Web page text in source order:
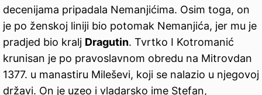
decenijama pripadala Nemanjićima. Osim toga, on
je po ženskoj liniji bio potomak Nemanjića, jer mu je
pradjed bio kralj Dragutin. Tvrtko I Kotromanić
krunisan je po pravoslavnom obredu na Mitrovdan
1377. u manastiru Mileševi, koji se nalazio u njegovoj
državi. On je uzeo i vladarsko ime Stefan,